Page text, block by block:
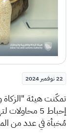
22 نوفمبر 2024
​تمكّنت هيئة
مُخبأة في عدد من